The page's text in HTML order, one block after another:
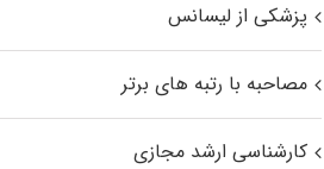
پزشکی از لیسانس
مصاحبه با رتبه های برتر
کارشناسی ارشد مجازی